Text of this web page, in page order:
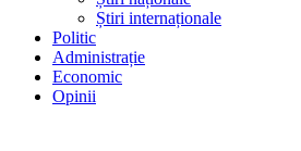
Știri internaționale
Politic
Administrație
Economic
Opinii